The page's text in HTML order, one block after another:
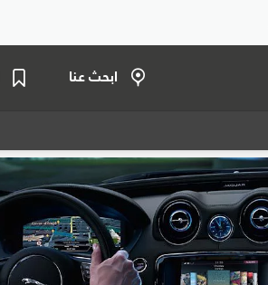
ابحث عنا